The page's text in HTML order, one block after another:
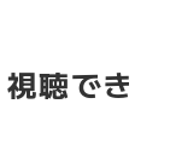
聴でき